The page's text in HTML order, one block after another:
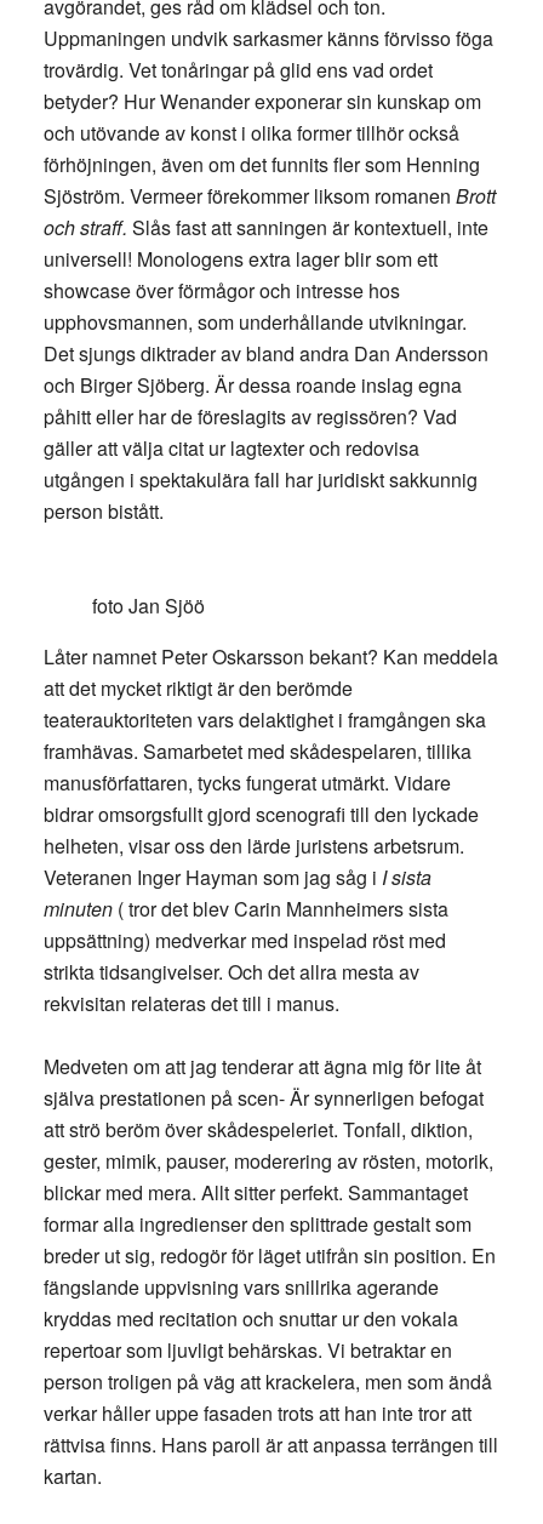
avgörandet, ges råd om klädsel och ton.
Uppmaningen undvik sarkasmer känns förvisso föga
trovärdig. Vet tonåringar på glid ens vad ordet
betyder? Hur Wenander exponerar sin kunskap om
och utövande av konst i olika former tillhör också
förhöjningen, även om det funnits fler som Henning
Sjöström. Vermeer förekommer liksom romanen Brott
och straff. Slås fast att sanningen är kontextuell, inte
universell! Monologens extra lager blir som ett
showcase över förmågor och intresse hos
upphovsmannen, som underhållande utvikningar.
Det sjungs diktrader av bland andra Dan Andersson
och Birger Sjöberg. Är dessa roande inslag egna
påhitt eller har de föreslagits av regissören? Vad
gäller att välja citat ur lagtexter och redovisa
utgången i spektakulära fall har juridiskt sakkunnig
person bistått.
foto Jan Sjöö
Låter namnet Peter Oskarsson bekant? Kan meddela
att det mycket riktigt är den berömde
teaterauktoriteten vars delaktighet i framgången ska
framhävas. Samarbetet med skådespelaren, tillika
manusförfattaren, tycks fungerat utmärkt. Vidare
bidrar omsorgsfullt gjord scenografi till den lyckade
helheten, visar oss den lärde juristens arbetsrum.
Veteranen Inger Hayman som jag såg i I sista
minuten ( tror det blev Carin Mannheimers sista
uppsättning) medverkar med inspelad röst med
strikta tidsangivelser. Och det allra mesta av
rekvisitan relateras det till i manus.
Medveten om att jag tenderar att ägna mig för lite åt
själva prestationen på scen- Är synnerligen befogat
att strö beröm över skådespeleriet. Tonfall, diktion,
gester, mimik, pauser, moderering av rösten, motorik,
blickar med mera. Allt sitter perfekt. Sammantaget
formar alla ingredienser den splittrade gestalt som
breder ut sig, redogör för läget utifrån sin position. En
fängslande uppvisning vars snillrika agerande
kryddas med recitation och snuttar ur den vokala
repertoar som ljuvligt behärskas. Vi betraktar en
person troligen på väg att krackelera, men som ändå
verkar håller uppe fasaden trots att han inte tror att
rättvisa finns. Hans paroll är att anpassa terrängen till
kartan.